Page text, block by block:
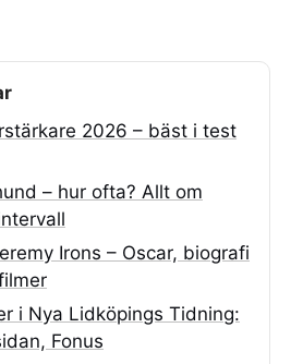
2026 – bäst i test
– hur ofta? Allt om
Irons – Oscar, biografi
i Nya Lidköpings Tidning:
Fonus